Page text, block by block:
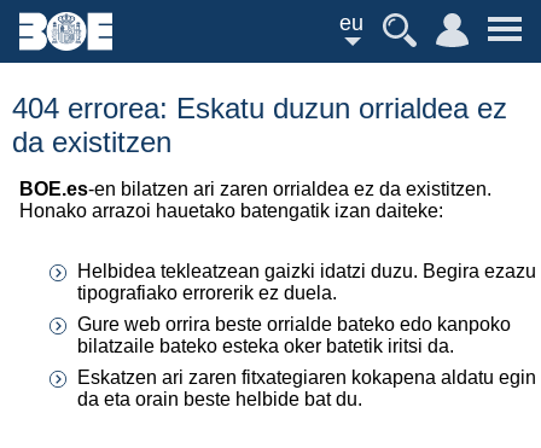
eu
404 errorea: Eskatu duzun orrialdea ez
da existitzen
BOE.es-en bilatzen ari zaren orrialdea ez da existitzen.
Honako arrazoi hauetako batengatik izan daiteke:
Helbidea tekleatzean gaizki idatzi duzu. Begira ezazu
tipografiako errorerik ez duela.
Gure web orrira beste orrialde bateko edo kanpoko
bilatzaile bateko esteka oker batetik iritsi da.
Eskatzen ari zaren fitxategiaren kokapena aldatu egin
da eta orain beste helbide bat du.